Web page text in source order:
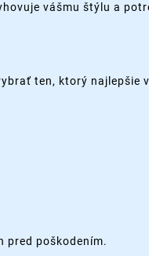
vášmu štýlu a
ten, ktorý najlepšie
pred poškodením.